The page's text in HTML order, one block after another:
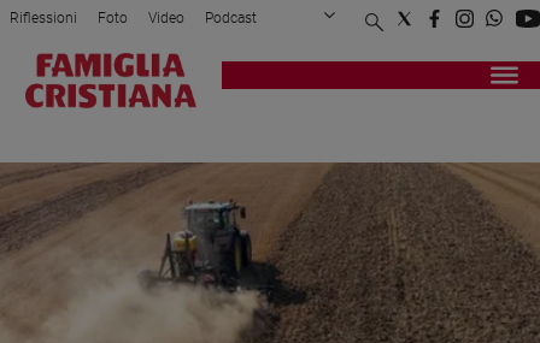
Attualità
Riflessioni Foto Video Podcast
Privacy Policy Chi siamo
Registrati Redazione